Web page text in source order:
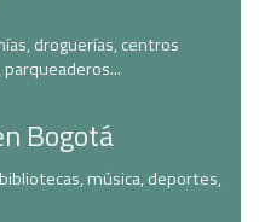
droguerías, centros
Bogotá
música, deportes,